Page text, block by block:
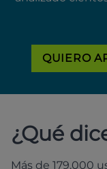
QUIERO
¿Qué
Más de 179.000